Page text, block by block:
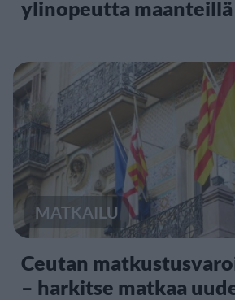
ylinopeutta maanteillä
MATKAILU
Ceutan
– harkitse matkaa